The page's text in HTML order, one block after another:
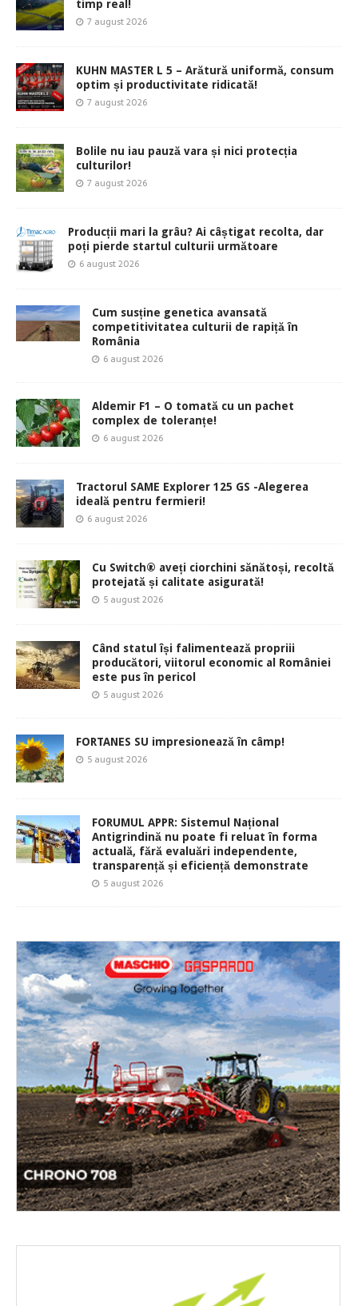
timp real!
7 august 2026
KUHN MASTER L 5 – Arătură uniformă, consum
optim și productivitate ridicată!
7 august 2026
Bolile nu iau pauză vara și nici protecția
culturilor!
7 august 2026
Producții mari la grâu? Ai câștigat recolta, dar
poți pierde startul culturii următoare
6 august 2026
Cum susține genetica avansată
competitivitatea culturii de rapiță în
România
6 august 2026
Aldemir F1 – O tomată cu un pachet
complex de toleranțe!
6 august 2026
Tractorul SAME Explorer 125 GS -Alegerea
ideală pentru fermieri!
6 august 2026
Cu Switch® aveți ciorchini sănătoși, recoltă
protejată și calitate asigurată!
5 august 2026
Când statul își falimentează propriii
producători, viitorul economic al României
este pus în pericol
5 august 2026
FORTANES SU impresionează în câmp!
5 august 2026
FORUMUL APPR: Sistemul Național
Antigrindină nu poate fi reluat în forma
actuală, fără evaluări independente,
transparență și eficiență demonstrate
5 august 2026